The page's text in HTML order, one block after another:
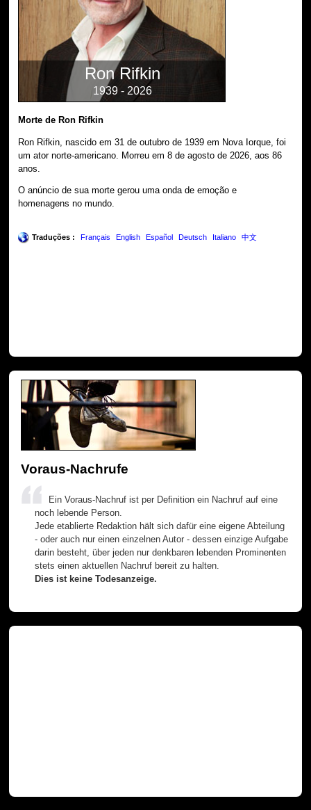
Ron Rifkin
1939 - 2026
Morte de Ron Rifkin
Ron Rifkin, nascido em 31 de outubro de 1939 em Nova Iorque, foi
um ator norte-americano. Morreu em 8 de agosto de 2026, aos 86
anos.
O anúncio de sua morte gerou uma onda de emoção e
homenagens no mundo.
Traduções : Français English Español Deutsch Italiano 中文
Voraus-Nachrufe
Ein Voraus-Nachruf ist per Definition ein Nachruf auf eine
noch lebende Person.
Jede etablierte Redaktion hält sich dafür eine eigene Abteilung
- oder auch nur einen einzelnen Autor - dessen einzige Aufgabe
darin besteht, über jeden nur denkbaren lebenden Prominenten
stets einen aktuellen Nachruf bereit zu halten.
Dies ist keine Todesanzeige.